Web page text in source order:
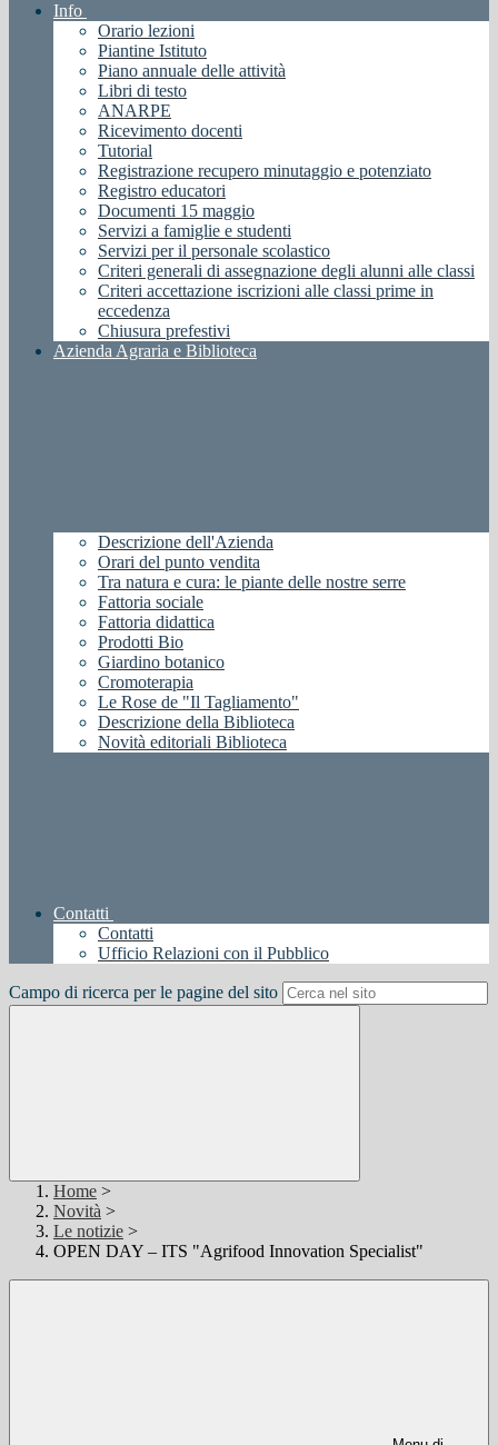
Info
Orario lezioni
Piantine Istituto
Piano annuale delle attività
Libri di testo
ANARPE
Ricevimento docenti
Tutorial
Registrazione recupero minutaggio e potenziato
Registro educatori
Documenti 15 maggio
Servizi a famiglie e studenti
Servizi per il personale scolastico
Criteri generali di assegnazione degli alunni alle classi
Criteri accettazione iscrizioni alle classi prime in
eccedenza
Chiusura prefestivi
Azienda Agraria e Biblioteca
Descrizione dell'Azienda
Orari del punto vendita
Tra natura e cura: le piante delle nostre serre
Fattoria sociale
Fattoria didattica
Prodotti Bio
Giardino botanico
Cromoterapia
Le Rose de "Il Tagliamento"
Descrizione della Biblioteca
Novità editoriali Biblioteca
Contatti
Contatti
Ufficio Relazioni con il Pubblico
Campo di ricerca per le pagine del sito
Home >
Novità >
Le notizie >
OPEN DAY – ITS "Agrifood Innovation Specialist"